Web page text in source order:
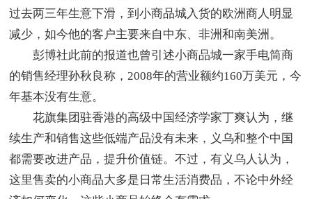
过去两三年生意下滑，到小商品城入货的欧洲商人明显
减少，如今他的客户主要来自中东、非洲和南美洲。
彭博社此前的报道也曾引述小商品城一家手电筒商
的销售经理孙秋良称，2008年的营业额约160万美元，今
年基本没有生意。
花旗集团驻香港的高级中国经济学家丁爽认为，继
续生产和销售这些低端产品没有未来，义乌和整个中国
都需要改进产品，提升价值链。不过，有义乌人认为，
这里售卖的小商品大多是日常生活消费品，不论中外经